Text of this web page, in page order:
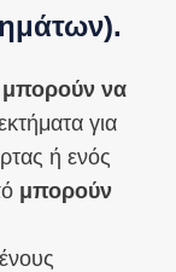
μπορούν να
για
ή ενός
μπορούν